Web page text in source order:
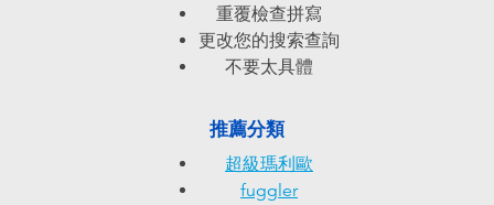
戶外及運動用品
角色扮演及造型系列
Globber高樂寶
重覆檢查拼寫
更改您的搜索查詢
不要太具體
推薦分類
超級瑪利歐
fuggler